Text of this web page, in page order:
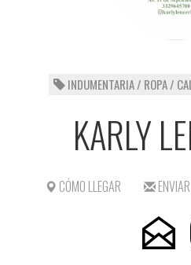
INDUMENTARIA / ROPA /
KARLY
CÓMO LLEGAR